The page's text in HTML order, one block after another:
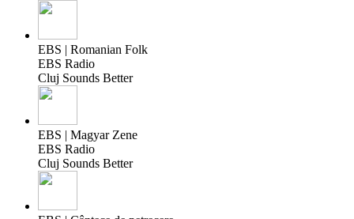
EBS | Romanian Folk
EBS Radio
Cluj Sounds Better
EBS | Magyar Zene
EBS Radio
Cluj Sounds Better